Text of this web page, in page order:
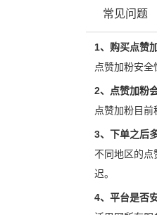
常见问题
1、购买点赞
点赞加粉安全
2、点赞加粉
点赞加粉目
3、下单之后
不同地区的点
迟。
4、平台是否